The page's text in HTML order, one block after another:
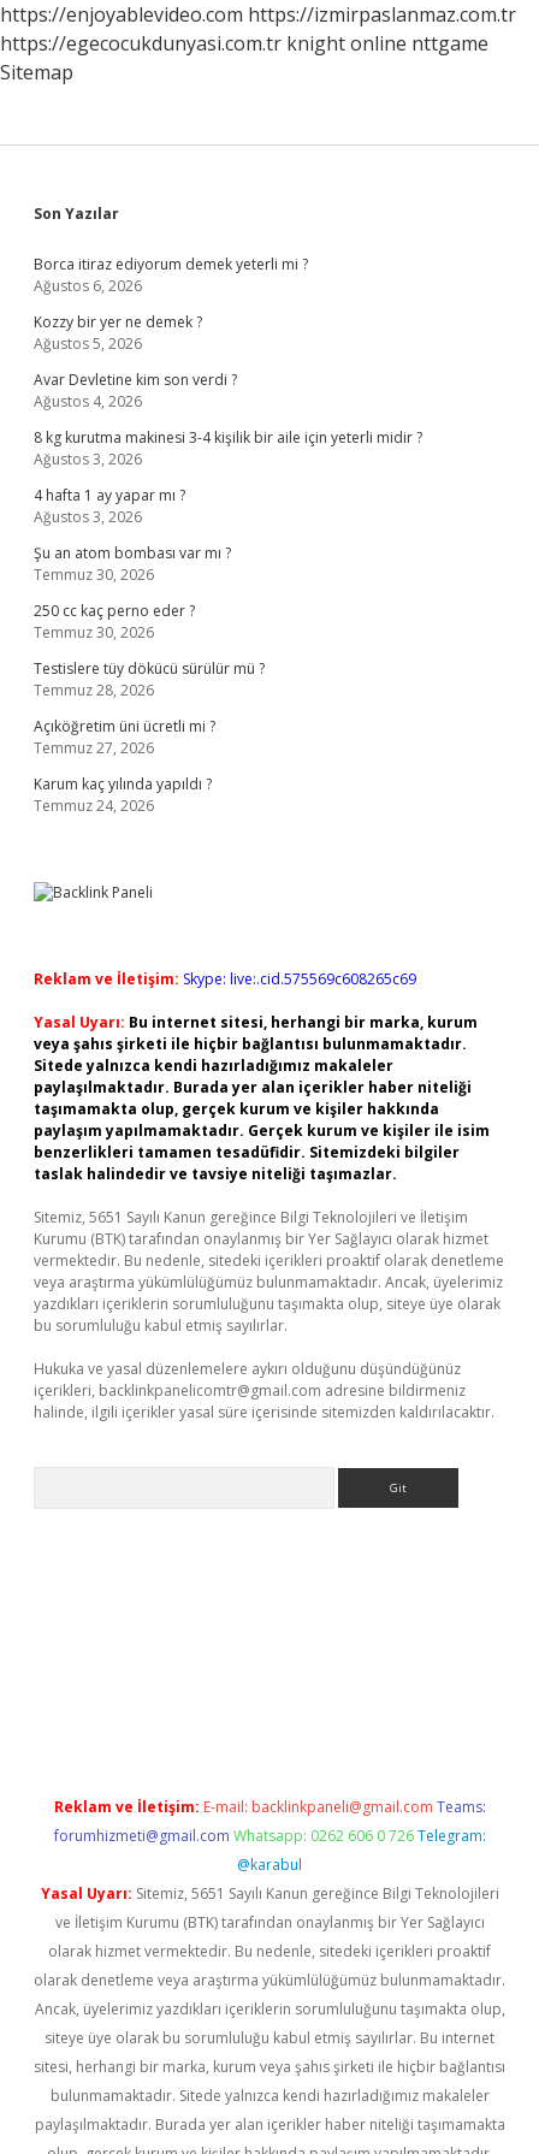
Açıklanacak
https://enjoyablevideo.com https://izmirpaslanmaz.com.tr
https://egecocukdunyasi.com.tr knight online nttgame
Sitemap
Sidebar
Son Yazılar
Borca itiraz ediyorum demek yeterli mi ?
Ağustos 6, 2026
Kozzy bir yer ne demek ?
Ağustos 5, 2026
Avar Devletine kim son verdi ?
Ağustos 4, 2026
8 kg kurutma makinesi 3-4 kişilik bir aile için yeterli midir ?
Ağustos 3, 2026
4 hafta 1 ay yapar mı ?
Ağustos 3, 2026
Şu an atom bombası var mı ?
Temmuz 30, 2026
250 cc kaç perno eder ?
Temmuz 30, 2026
Testislere tüy dökücü sürülür mü ?
Temmuz 28, 2026
Açıköğretim üni ücretli mi ?
Temmuz 27, 2026
Karum kaç yılında yapıldı ?
Temmuz 24, 2026
Reklam ve İletişim: Skype: live:.cid.575569c608265c69
Yasal Uyarı: Bu internet sitesi, herhangi bir marka, kurum
veya şahıs şirketi ile hiçbir bağlantısı bulunmamaktadır.
Sitede yalnızca kendi hazırladığımız makaleler
paylaşılmaktadır. Burada yer alan içerikler haber niteliği
taşımamakta olup, gerçek kurum ve kişiler hakkında
paylaşım yapılmamaktadır. Gerçek kurum ve kişiler ile isim
benzerlikleri tamamen tesadüfidir. Sitemizdeki bilgiler
taslak halindedir ve tavsiye niteliği taşımazlar.
Sitemiz, 5651 Sayılı Kanun gereğince Bilgi Teknolojileri ve İletişim
Kurumu (BTK) tarafından onaylanmış bir Yer Sağlayıcı olarak hizmet
vermektedir. Bu nedenle, sitedeki içerikleri proaktif olarak denetleme
veya araştırma yükümlülüğümüz bulunmamaktadır. Ancak, üyelerimiz
yazdıkları içeriklerin sorumluluğunu taşımakta olup, siteye üye olarak
bu sorumluluğu kabul etmiş sayılırlar.
Hukuka ve yasal düzenlemelere aykırı olduğunu düşündüğünüz
içerikleri, backlinkpanelicomtr@gmail.com adresine bildirmeniz
halinde, ilgili içerikler yasal süre içerisinde sitemizden kaldırılacaktır.
Reklam ve İletişim: E-mail: backlinkpaneli@gmail.com Teams:
forumhizmeti@gmail.com Whatsapp: 0262 606 0 726 Telegram:
@karabul
Yasal Uyarı: Sitemiz, 5651 Sayılı Kanun gereğince Bilgi Teknolojileri
ve İletişim Kurumu (BTK) tarafından onaylanmış bir Yer Sağlayıcı
olarak hizmet vermektedir. Bu nedenle, sitedeki içerikleri proaktif
olarak denetleme veya araştırma yükümlülüğümüz bulunmamaktadır.
Ancak, üyelerimiz yazdıkları içeriklerin sorumluluğunu taşımakta olup,
siteye üye olarak bu sorumluluğu kabul etmiş sayılırlar. Bu internet
sitesi, herhangi bir marka, kurum veya şahıs şirketi ile hiçbir bağlantısı
bulunmamaktadır. Sitede yalnızca kendi hazırladığımız makaleler
paylaşılmaktadır. Burada yer alan içerikler haber niteliği taşımamakta